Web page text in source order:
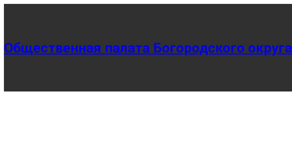
Общественная палата Богородского округа